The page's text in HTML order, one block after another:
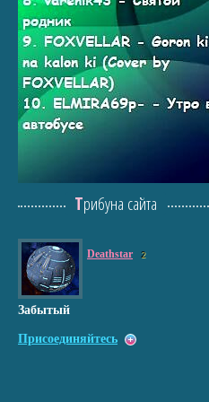
Трибуна сайта
Deathstar 2
Забытый
Присоединяйтесь